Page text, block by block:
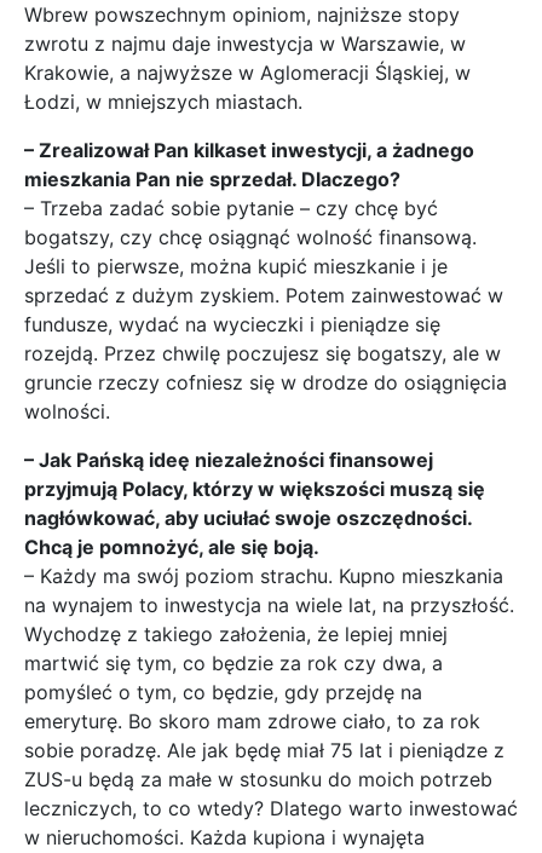
Wbrew powszechnym opiniom, najniższe stopy
zwrotu z najmu daje inwestycja w Warszawie, w
Krakowie, a najwyższe w Aglomeracji Śląskiej, w
Łodzi, w mniejszych miastach.
– Zrealizował Pan kilkaset inwestycji, a żadnego
mieszkania Pan nie sprzedał. Dlaczego?
– Trzeba zadać sobie pytanie – czy chcę być
bogatszy, czy chcę osiągnąć wolność finansową.
Jeśli to pierwsze, można kupić mieszkanie i je
sprzedać z dużym zyskiem. Potem zainwestować w
fundusze, wydać na wycieczki i pieniądze się
rozejdą. Przez chwilę poczujesz się bogatszy, ale w
gruncie rzeczy cofniesz się w drodze do osiągnięcia
wolności.
– Jak Pańską ideę niezależności finansowej
przyjmują Polacy, którzy w większości muszą się
nagłówkować, aby uciułać swoje oszczędności.
Chcą je pomnożyć, ale się boją.
– Każdy ma swój poziom strachu. Kupno mieszkania
na wynajem to inwestycja na wiele lat, na przyszłość.
Wychodzę z takiego założenia, że lepiej mniej
martwić się tym, co będzie za rok czy dwa, a
pomyśleć o tym, co będzie, gdy przejdę na
emeryturę. Bo skoro mam zdrowe ciało, to za rok
sobie poradzę. Ale jak będę miał 75 lat i pieniądze z
ZUS-u będą za małe w stosunku do moich potrzeb
leczniczych, to co wtedy? Dlatego warto inwestować
w nieruchomości. Każda kupiona i wynajęta